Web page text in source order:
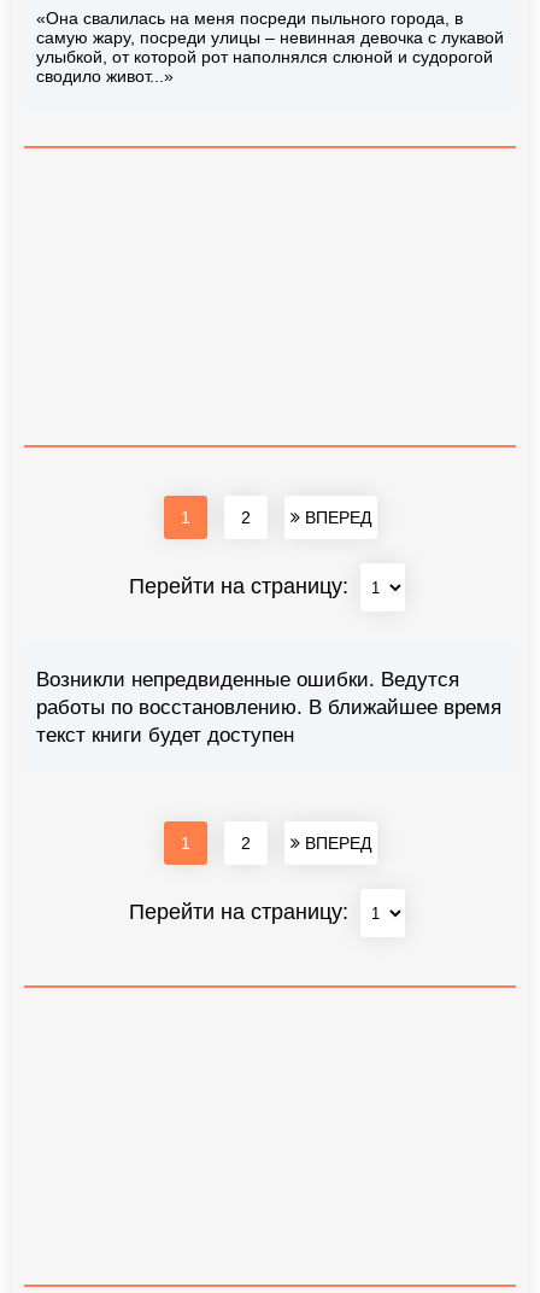
«Она свалилась на меня посреди пыльного города, в
самую жару, посреди улицы – невинная девочка с лукавой
улыбкой, от которой рот наполнялся слюной и судорогой
сводило живот...»
1 2 ВПЕРЕД
Перейти на страницу:
Возникли непредвиденные ошибки. Ведутся
работы по восстановлению. В ближайшее время
текст книги будет доступен
1 2 ВПЕРЕД
Перейти на страницу: